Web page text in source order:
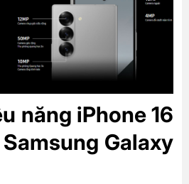
năng iPhone 16
Galaxy